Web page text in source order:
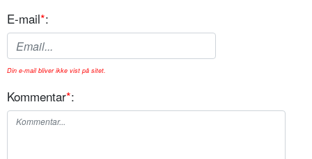
E-mail*:
Din e-mail bliver ikke vist på sitet.
Kommentar*: